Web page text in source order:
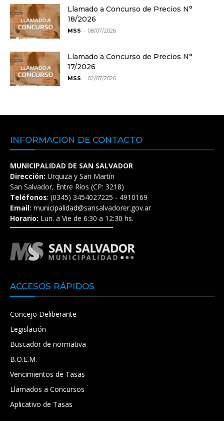
Llamado a Concurso de Precios N°
18/2026
MSS - 08/07/2026
Llamado a Concurso de Precios N°
17/2026
MSS - 02/07/2026
INFORMACIÓN DE CONTACTO
MUNICIPALIDAD DE SAN SALVADOR
Dirección: Urquiza y San Martín
San Salvador, Entre Ríos (CP: 3218)
Teléfonos: (0345) 3454027225 - 4910169
Email: municipalidad@sansalvadorer.gov.ar
Horario: Lun. a Vie de 6:30 a 12:30 hs.
ACCESOS RÁPIDOS
Concejo Deliberante
Legislación
Buscador de normativa
B.O.E.M.
Vencimientos de Tasas
Llamados a Concursos
Aplicativo de Tasas